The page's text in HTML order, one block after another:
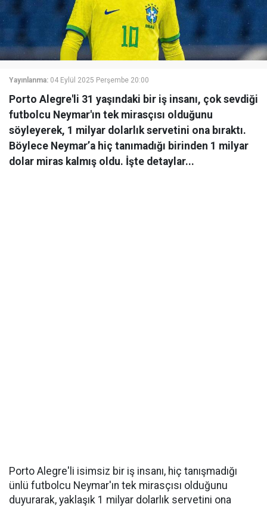
Yayınlanma: 04 Eylül 2025 Perşembe 20:00
Porto Alegre'li 31 yaşındaki bir iş insanı, çok sevdiği
futbolcu Neymar'ın tek mirasçısı olduğunu
söyleyerek, 1 milyar dolarlık servetini ona bıraktı.
Böylece Neymar’a hiç tanımadığı birinden 1 milyar
dolar miras kalmış oldu. İşte detaylar...
Porto Alegre'li isimsiz bir iş insanı, hiç tanışmadığı
ünlü futbolcu Neymar'ın tek mirasçısı olduğunu
duyurarak, yaklaşık 1 milyar dolarlık servetini ona